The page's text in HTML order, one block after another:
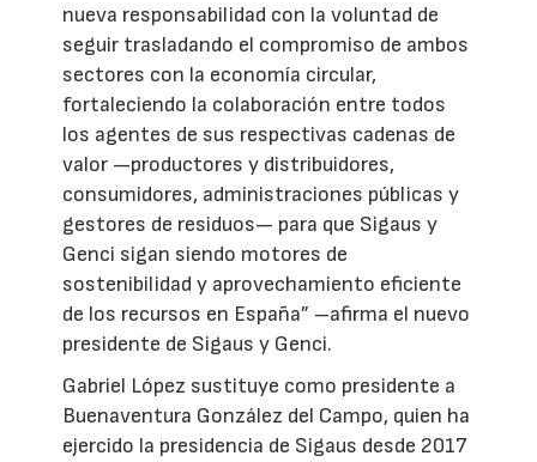
nueva responsabilidad con la voluntad de
seguir trasladando el compromiso de ambos
sectores con la economía circular,
fortaleciendo la colaboración entre todos
los agentes de sus respectivas cadenas de
valor —productores y distribuidores,
consumidores, administraciones públicas y
gestores de residuos— para que Sigaus y
Genci sigan siendo motores de
sostenibilidad y aprovechamiento eficiente
de los recursos en España” –afirma el nuevo
presidente de Sigaus y Genci.
Gabriel López sustituye como presidente a
Buenaventura González del Campo, quien ha
ejercido la presidencia de Sigaus desde 2017